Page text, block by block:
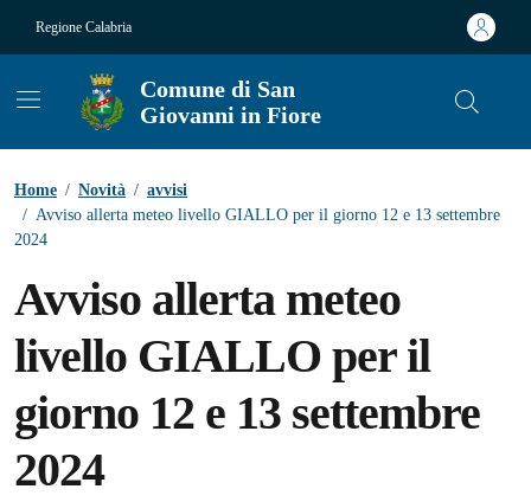
Regione Calabria
Comune di San
Giovanni in Fiore
Home / Novità / avvisi
/ Avviso allerta meteo livello GIALLO per il giorno 12 e 13 settembre
2024
Avviso allerta meteo
livello GIALLO per il
giorno 12 e 13 settembre
2024